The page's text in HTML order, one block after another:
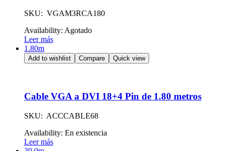
SKU: VGAM3RCA180
Availability: Agotado
Leer más
1.80m
Add to wishlist Compare Quick view
Cable VGA a DVI 18+4 Pin de 1.80 metros
SKU: ACCCABLE68
Availability: En existencia
Leer más